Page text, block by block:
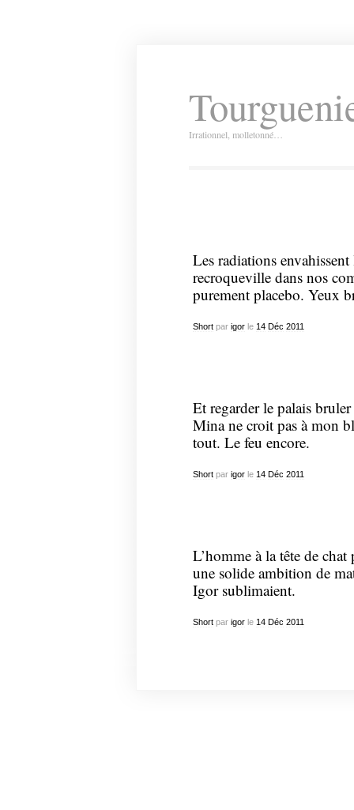
Irrationnel, molletonné…
Les radiations
recroqueville dans nos
purement placebo. Yeux
Shortpar igorle 14 Déc 2011
Et regarder le palais
Mina ne croit pas à mon
tout. Le feu encore.
Shortpar igorle 14 Déc 2011
L’homme à la tête de chat
une solide ambition de
Igor sublimaient.
Shortpar igorle 14 Déc 2011